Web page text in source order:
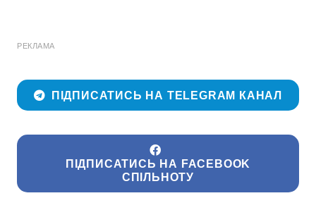
РЕКЛАМА
ПІДПИСАТИСЬ НА TELEGRAM КАНАЛ
ПІДПИСАТИСЬ НА FACEBOOK
СПІЛЬНОТУ